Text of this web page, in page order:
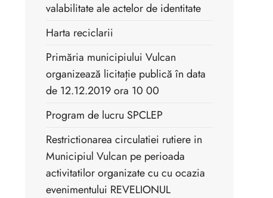
valabilitate ale actelor de identitate
Harta reciclarii
Primăria municipiului Vulcan
organizează licitație publică în data
de 12.12.2019 ora 10 00
Program de lucru SPCLEP
Restrictionarea circulatiei rutiere in
Municipiul Vulcan pe perioada
activitatilor organizate cu cu ocazia
evenimentului REVELIONUL